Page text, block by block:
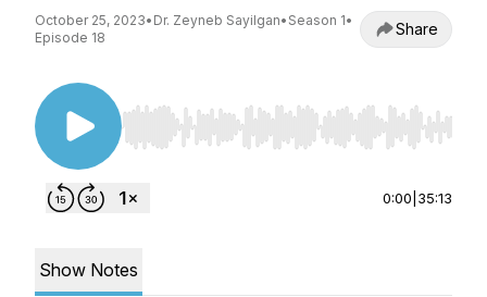
October 25, 2023• Dr. Zeyneb Sayilgan• Season 1•
Episode 18
Share
Use Left/Right to seek, Home/End to jump to
0:00 35:13
Show Notes